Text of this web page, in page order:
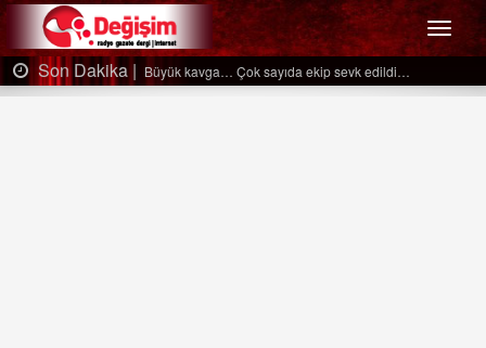
Menü
Son Dakika | Büyük kavga… Çok sayıda ekip sevk edildi…